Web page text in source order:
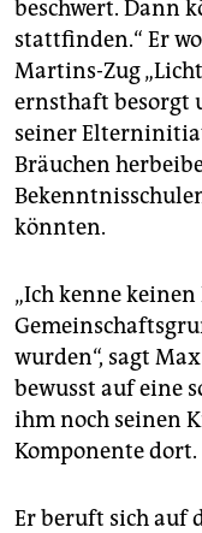
beschwert. Dann
stattfinden.“ Er
Martins-Zug
ernsthaft besorgt
seiner
Bräuchen
könnten.
„Ich kenne
wurden“, sagt
bewusst auf eine
ihm noch seinen
Komponente dort.
Er beruft sich auf